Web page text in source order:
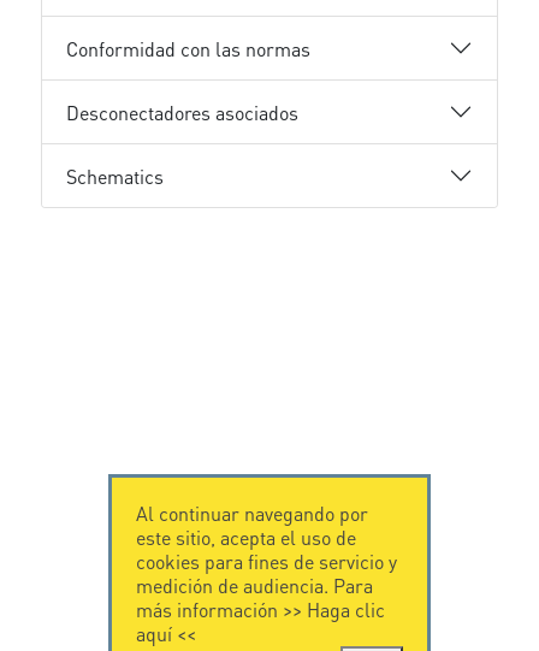
Conformidad con las normas
Desconectadores asociados
Schematics
Al continuar navegando por
este sitio, acepta el uso de
cookies para fines de servicio y
medición de audiencia. Para
más información >> Haga clic
aquí<<